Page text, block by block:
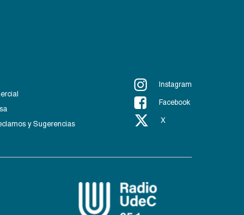
y Sugerencias
Instagram
Facebook
X